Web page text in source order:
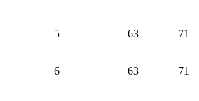
5 63 71
6 63 71